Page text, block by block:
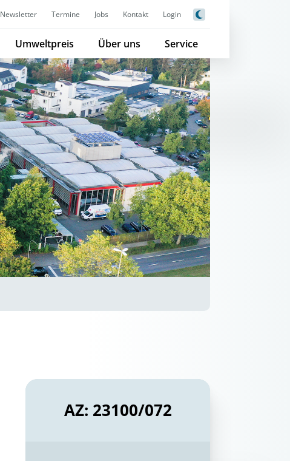
Newsletter Termine Jobs Kontakt Login
Umweltpreis Über uns Service
AZ: 23100/072